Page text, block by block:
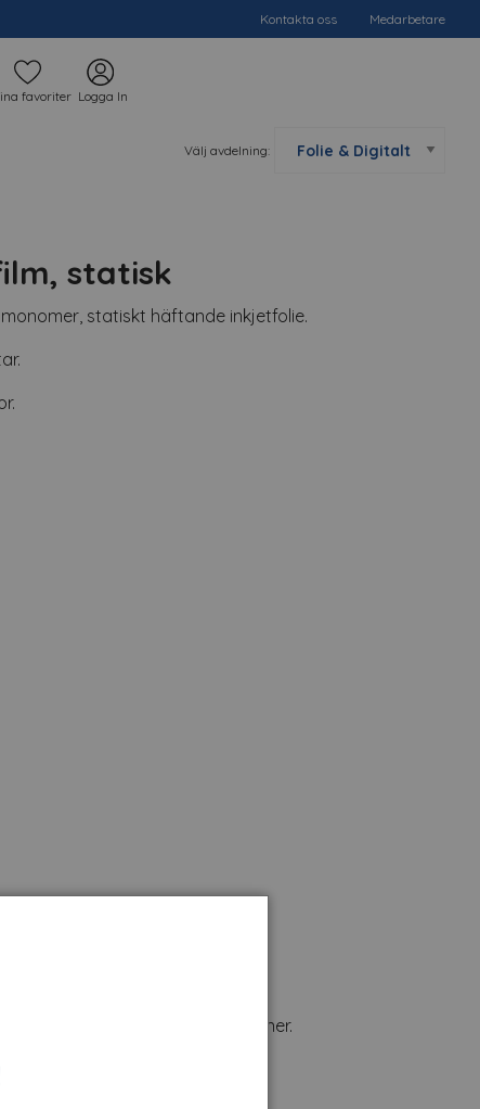
Kontakta oss Medarbetare
favoriter Logga In
Välj avdelning:
statisk
statiskt häftande inkjetfolie.
jämna ytor. 180 gr pappersliner.